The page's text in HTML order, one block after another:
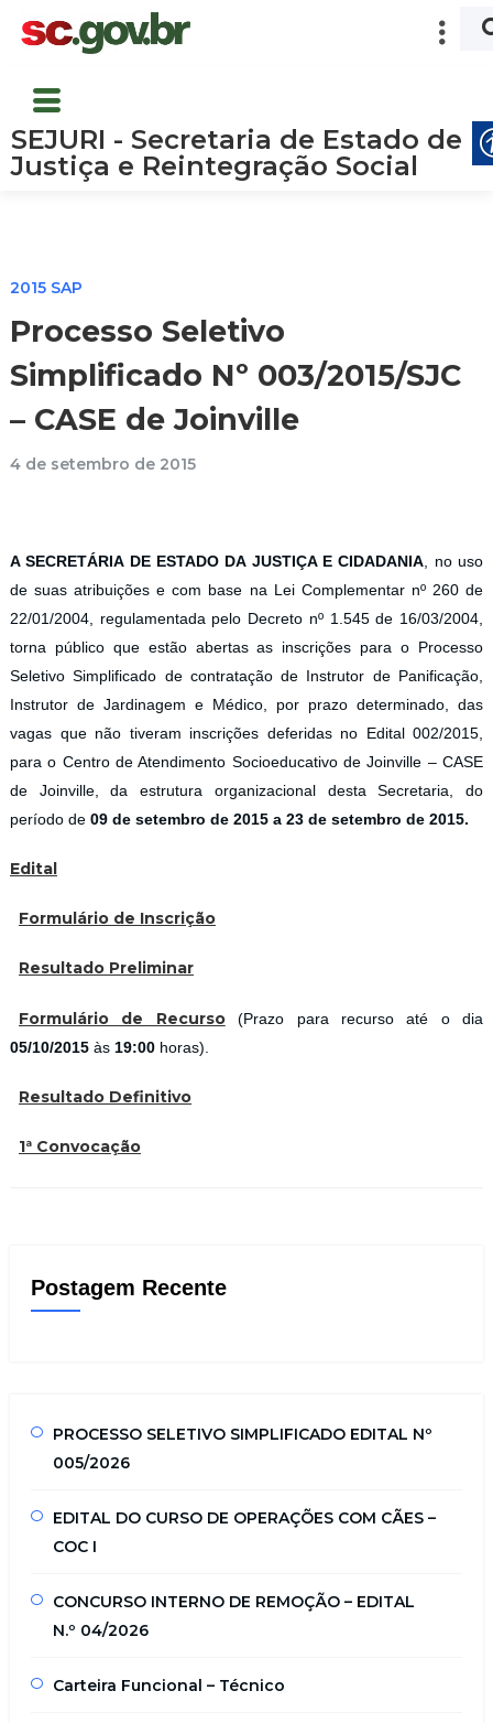
SEJURI - Secretaria de Estado de
Justiça e Reintegração Social
2015 SAP
Processo Seletivo
Simplificado Nº 003/2015/SJC
– CASE de Joinville
4 de setembro de 2015
A SECRETÁRIA DE ESTADO DA JUSTIÇA E CIDADANIA , no uso
de suas atribuições e com base na Lei Complementar nº 260 de
22/01/2004, regulamentada pelo Decreto nº 1.545 de 16/03/2004,
torna público que estão abertas as inscrições para o Processo
Seletivo Simplificado de contratação de Instrutor de Panificação,
Instrutor de Jardinagem e Médico, por prazo determinado, das
vagas que não tiveram inscrições deferidas no Edital 002/2015,
para o Centro de Atendimento Socioeducativo de Joinville – CASE
de Joinville, da estrutura organizacional desta Secretaria, do
período de 09 de setembro de 2015 a 23 de setembro de 2015.
Edital
Formulário de Inscrição
Resultado Preliminar
Formulário de Recurso(Prazo para recurso até o dia
05/10/2015 às 19:00 horas).
Resultado Definitivo
1ª Convocação
Postagem Recente
PROCESSO SELETIVO SIMPLIFICADO EDITAL Nº
005/2026
EDITAL DO CURSO DE OPERAÇÕES COM CÃES –
COC I
CONCURSO INTERNO DE REMOÇÃO – EDITAL
N.º 04/2026
Carteira Funcional – Técnico